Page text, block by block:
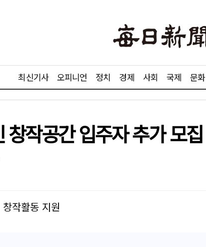
최신기사 오피니언 정치 경제 사회 국제 문화
창작공간 입주자 추가 모집
작활동 지원